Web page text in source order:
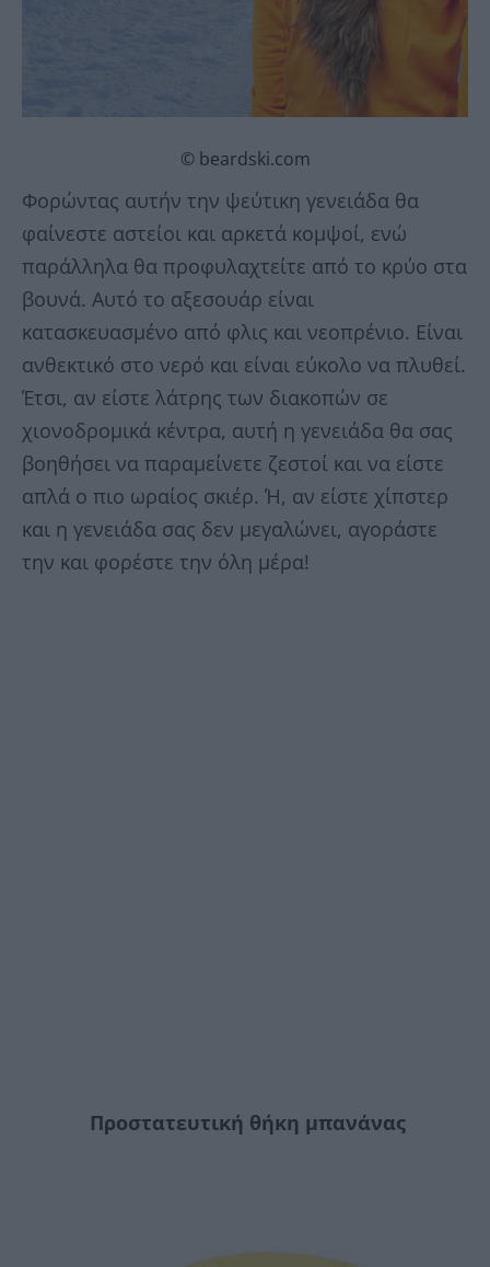
© beardski.com
Φορώντας αυτήν την ψεύτικη γενειάδα θα
φαίνεστε αστείοι και αρκετά κομψοί, ενώ
παράλληλα θα προφυλαχτείτε από το κρύο στα
βουνά. Αυτό το αξεσουάρ είναι
κατασκευασμένο από φλις και νεοπρένιο. Είναι
ανθεκτικό στο νερό και είναι εύκολο να πλυθεί.
Έτσι, αν είστε λάτρης των διακοπών σε
χιονοδρομικά κέντρα, αυτή η γενειάδα θα σας
βοηθήσει να παραμείνετε ζεστοί και να είστε
απλά ο πιο ωραίος σκιέρ. Ή, αν είστε χίπστερ
και η γενειάδα σας δεν μεγαλώνει, αγοράστε
την και φορέστε την όλη μέρα!
Προστατευτική θήκη μπανάνας